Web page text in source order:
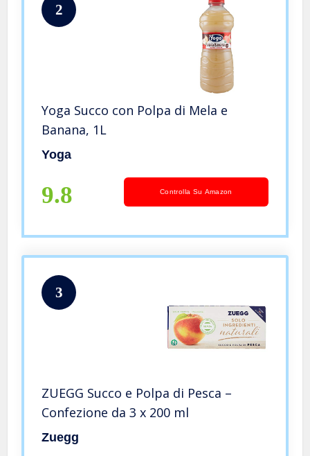
2
Yoga Succo con Polpa di Mela e
Banana, 1L
Yoga
9.8 Controlla Su Amazon
3
ZUEGG Succo e Polpa di Pesca –
Confezione da 3 x 200 ml
Zuegg